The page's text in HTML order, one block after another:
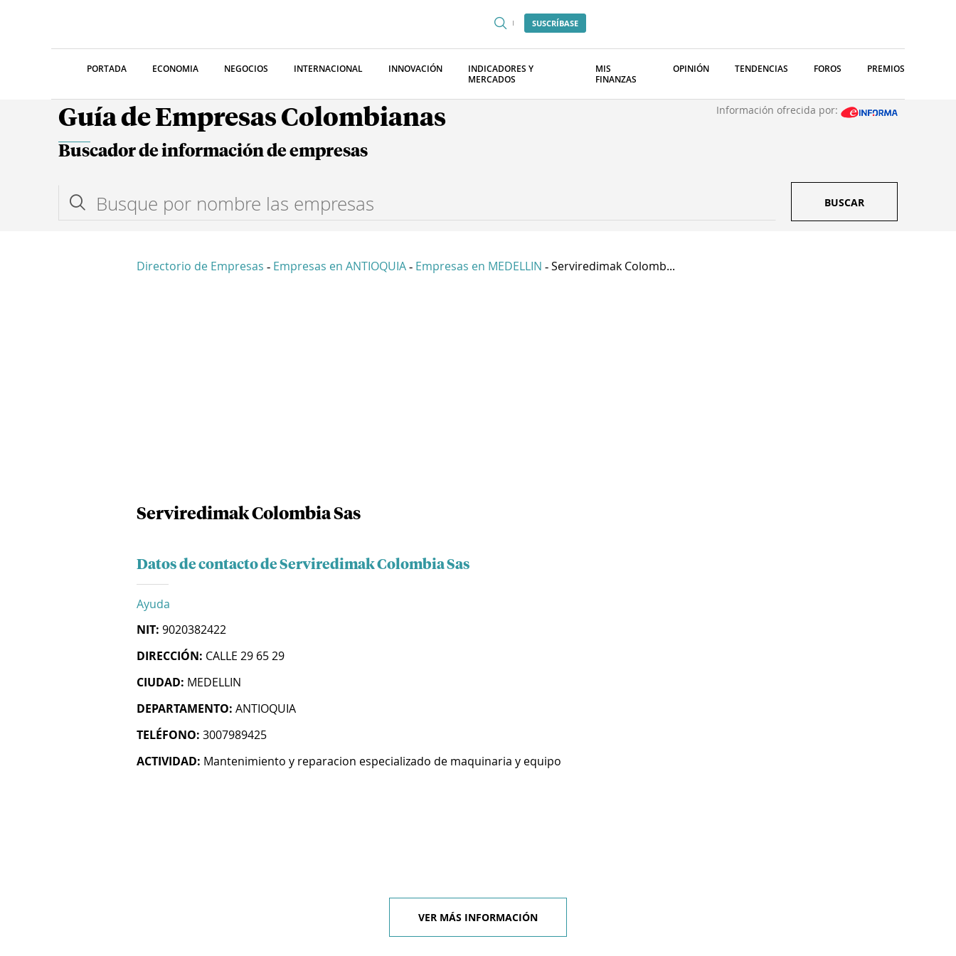
SUSCRÍBASE
PORTADA ECONOMIA NEGOCIOS INTERNACIONAL INNOVACIÓN
INDICADORES Y
MERCADOS
MIS
FINANZAS
OPINIÓN TENDENCIAS FOROS PREMIOS
Guía de Empresas Colombianas Información ofrecida por:
Buscador de información de empresas
BUSCAR
Directorio de Empresas - Empresas en ANTIOQUIA - Empresas en MEDELLIN - Serviredimak Colomb...
Serviredimak Colombia Sas
Datos de contacto de Serviredimak Colombia Sas
Ayuda
NIT: 9020382422
DIRECCIÓN: CALLE 29 65 29
CIUDAD: MEDELLIN
DEPARTAMENTO: ANTIOQUIA
TELÉFONO: 3007989425
ACTIVIDAD: Mantenimiento y reparacion especializado de maquinaria y equipo
VER MÁS INFORMACIÓN